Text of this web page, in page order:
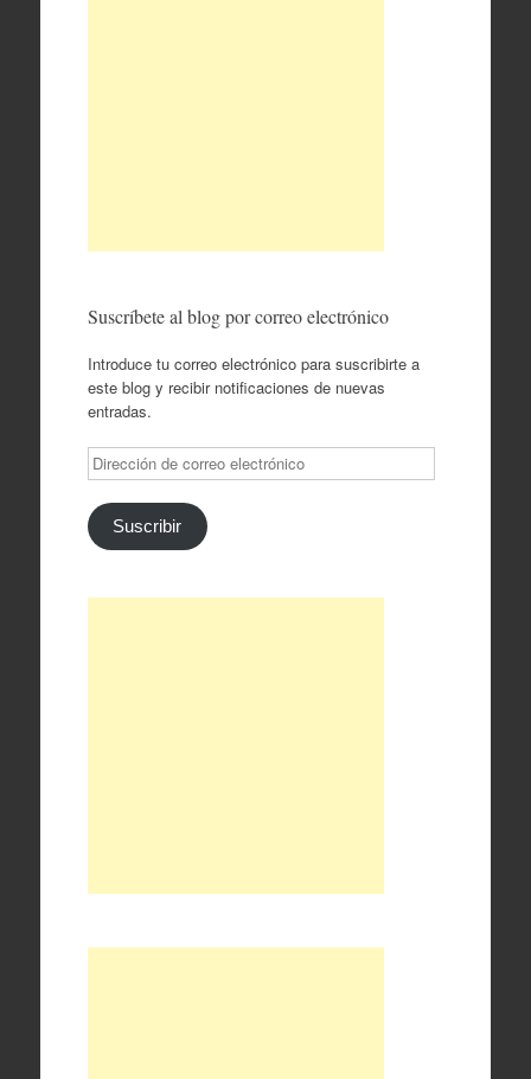
Suscríbete al blog por correo electrónico
Introduce tu correo electrónico para suscribirte a
este blog y recibir notificaciones de nuevas
entradas.
Dirección
de
correo
electrónico
Suscribir